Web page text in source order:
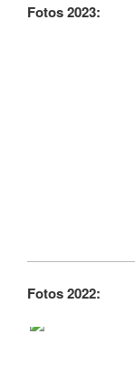
Fotos 2023:
Fotos 2022: